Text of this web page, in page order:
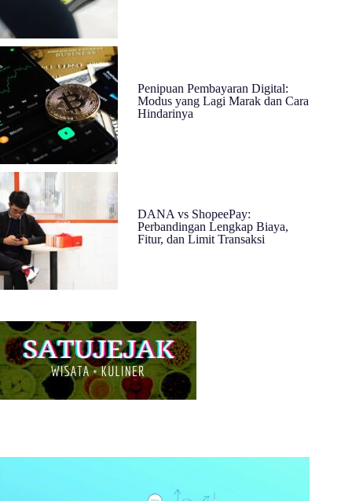
Penipuan Pembayaran Digital:
Modus yang Lagi Marak dan Cara
Hindarinya
DANA vs ShopeePay:
Perbandingan Lengkap Biaya,
Fitur, dan Limit Transaksi